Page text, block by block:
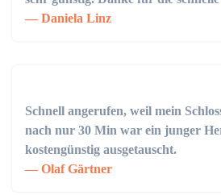
Daniela Linz
Schnell angerufen, weil mein
nach nur 30 Min war ein junger
kostengünstig ausgetauscht.
Olaf Gärtner